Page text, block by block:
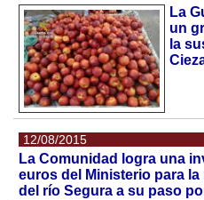
La
un
la
12/08/2015
La Comunidad logra una
euros del Ministerio para
del río Segura a su paso